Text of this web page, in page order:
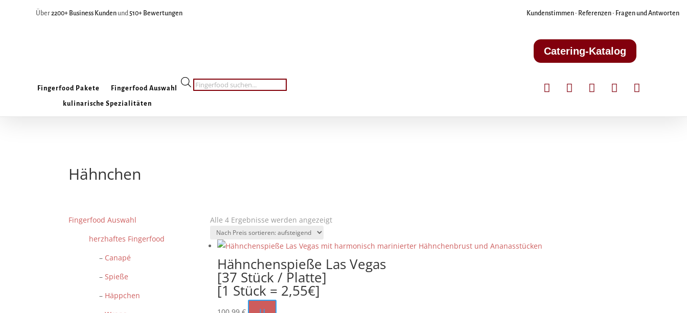
Über2200+ Business Kunden und510+ Bewertungen Kundenstimmen • Referenzen • Fragen und Antworten
Catering-Katalog
Fingerfood Pakete Fingerfood Auswahl
kulinarische Spezialitäten
Products
search
    
Hähnchen
Fingerfood Auswahl
herzhaftes Fingerfood
– Canapé
–Spieße
– Häppchen
Alle 4 Ergebnisse werden angezeigtNach
sortiert:
Hähnchenspieße Las Vegas
[37 Stück / Platte]
[1 Stück = 2,55€]